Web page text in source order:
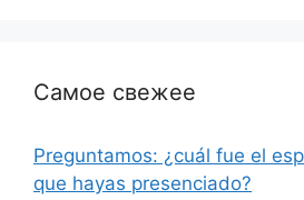
Самое свежее
Preguntamos: ¿cuál fue el
que hayas presenciado?